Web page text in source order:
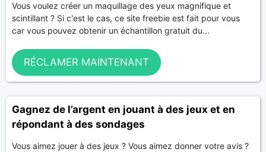
Vous voulez créer un maquillage des yeux magnifique et
scintillant ? Si c'est le cas, ce site freebie est fait pour vous
car vous pouvez obtenir un échantillon gratuit du...
RÉCLAMER MAINTENANT
Gagnez de l’argent en jouant à des jeux et en
répondant à des sondages
Vous aimez jouer à des jeux ? Vous aimez donner votre avis ?